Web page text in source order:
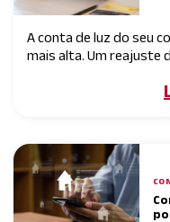
A conta de luz do seu
mais alta. Um reajuste